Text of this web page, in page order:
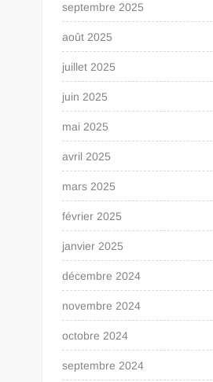
septembre 2025
août 2025
juillet 2025
juin 2025
mai 2025
avril 2025
mars 2025
février 2025
janvier 2025
décembre 2024
novembre 2024
octobre 2024
septembre 2024